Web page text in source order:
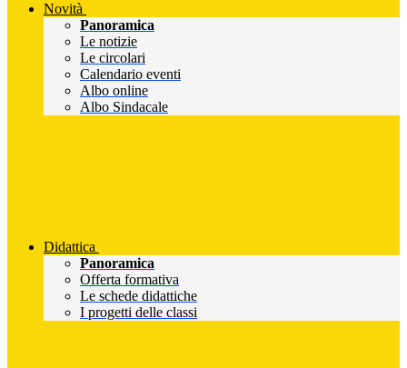
Novità
Panoramica
Le notizie
Le circolari
Calendario eventi
Albo online
Albo Sindacale
Didattica
Panoramica
Offerta formativa
Le schede didattiche
I progetti delle classi